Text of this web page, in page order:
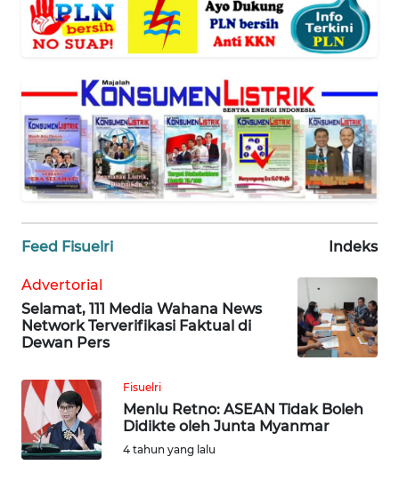
Feed Fisuelri Indeks
Advertorial
Selamat, 111 Media Wahana News
Network Terverifikasi Faktual di
Dewan Pers
Fisuelri
Menlu Retno: ASEAN Tidak Boleh
Didikte oleh Junta Myanmar
4 tahun yang lalu
WAHANA
WAHANA
PERSONA
WAHANA
HEALTH
WAHANA
DESA
MAWAKA